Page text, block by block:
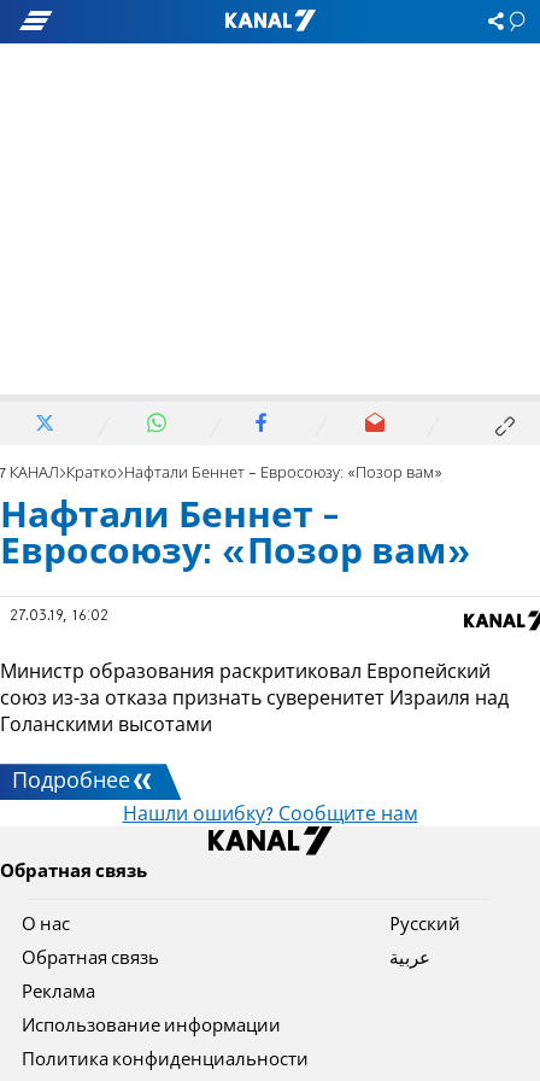
7 КАНАЛ Кратко Нафтали Беннет - Евросоюзу: «Позор вам»
Нафтали Беннет -
Евросоюзу: «Позор вам»
27.03.19, 16:02
Министр образования раскритиковал Европейский
союз из-за отказа признать суверенитет Израиля над
Голанскими высотами
Подробнее
Нашли ошибку? Сообщите нам
Обратная связь
О нас
Обратная связь
Реклама
Использование информации
Политика конфиденциальности
Pусский
عربية